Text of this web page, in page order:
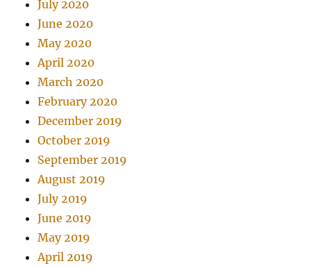
July 2020
June 2020
May 2020
April 2020
March 2020
February 2020
December 2019
October 2019
September 2019
August 2019
July 2019
June 2019
May 2019
April 2019